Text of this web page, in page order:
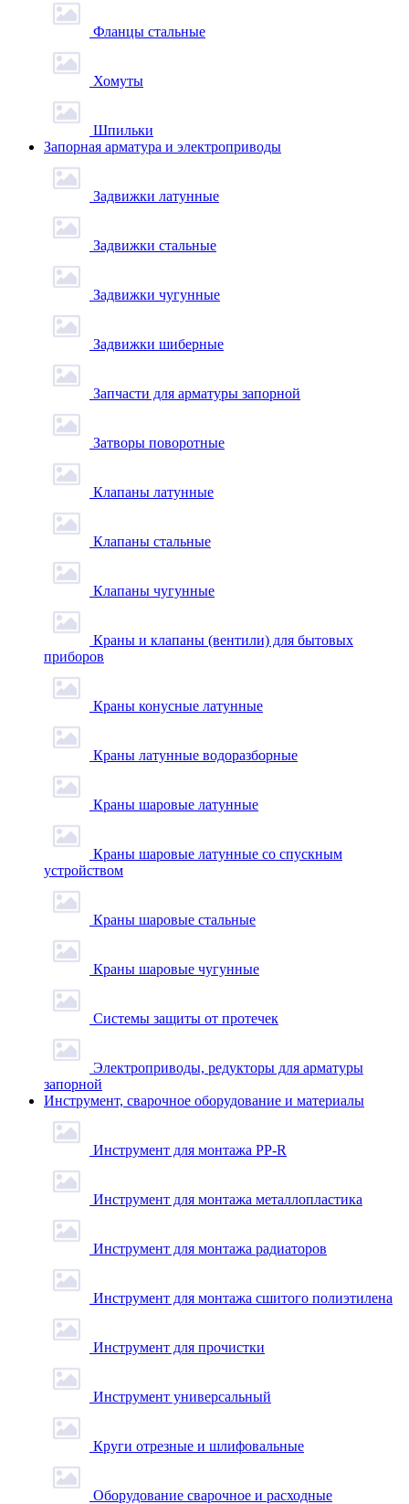
Фланцы стальные
Хомуты
Шпильки
Запорная арматура и электроприводы
Задвижки латунные
Задвижки стальные
Задвижки чугунные
Задвижки шиберные
Запчасти для арматуры запорной
Затворы поворотные
Клапаны латунные
Клапаны стальные
Клапаны чугунные
Краны и клапаны (вентили) для бытовых
приборов
Краны конусные латунные
Краны латунные водоразборные
Краны шаровые латунные
Краны шаровые латунные со спускным
устройством
Краны шаровые стальные
Краны шаровые чугунные
Системы защиты от протечек
Электроприводы, редукторы для арматуры
запорной
Инструмент, сварочное оборудование и материалы
Инструмент для монтажа PP-R
Инструмент для монтажа металлопластика
Инструмент для монтажа радиаторов
Инструмент для монтажа сшитого полиэтилена
Инструмент для прочистки
Инструмент универсальный
Круги отрезные и шлифовальные
Оборудование сварочное и расходные